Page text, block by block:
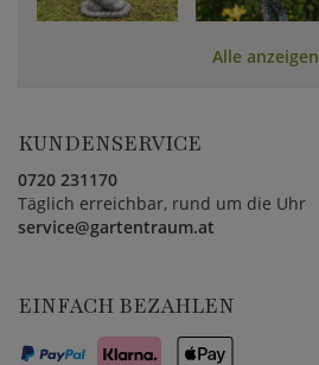
Alle anzeigen
KUNDENSERVICE
0720 231170
Täglich erreichbar, rund um die Uhr
service@gartentraum.at
EINFACH BEZAHLEN